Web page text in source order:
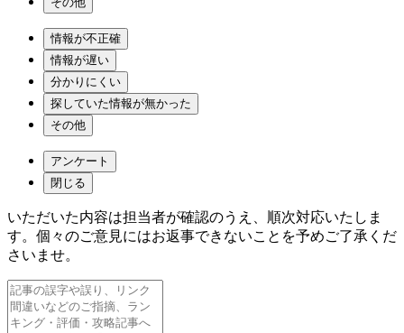
情報が不正確
情報が遅い
分かりにくい
探していた情報が無かった
その他
アンケート
閉じる
いただいた内容は担当者が確認のうえ、順次対応いたしま
す。個々のご意見にはお返事できないことを予めご了承くだ
さいませ。